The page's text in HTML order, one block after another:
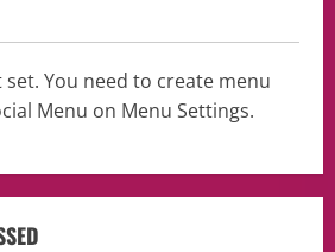
Pertemuan Dengan Delegasi 6
investor, Berorientasi Untuk
SDM
05/08/2026
Berprestasi, Berkarakter, dan
Nama Baik Bangsa
05/08/2026
You need to create menu
Menu on Menu Settings.